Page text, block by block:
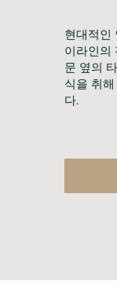
현대적인
이라인의
문 옆의
식을 취
다.